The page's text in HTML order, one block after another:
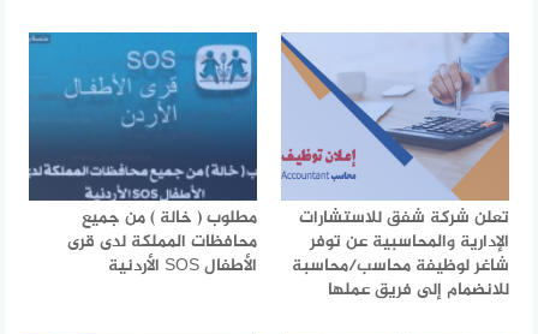
تعلن شركة شفق للاستشارات
الإدارية والمحاسبية عن توفر
شاغر لوظيفة محاسب/محاسبة
للانضمام إلى فريق عملها
مطلوب ( خالة ) من جميع
محافظات المملكة لدى قرى
الأطفال SOS الأردنية